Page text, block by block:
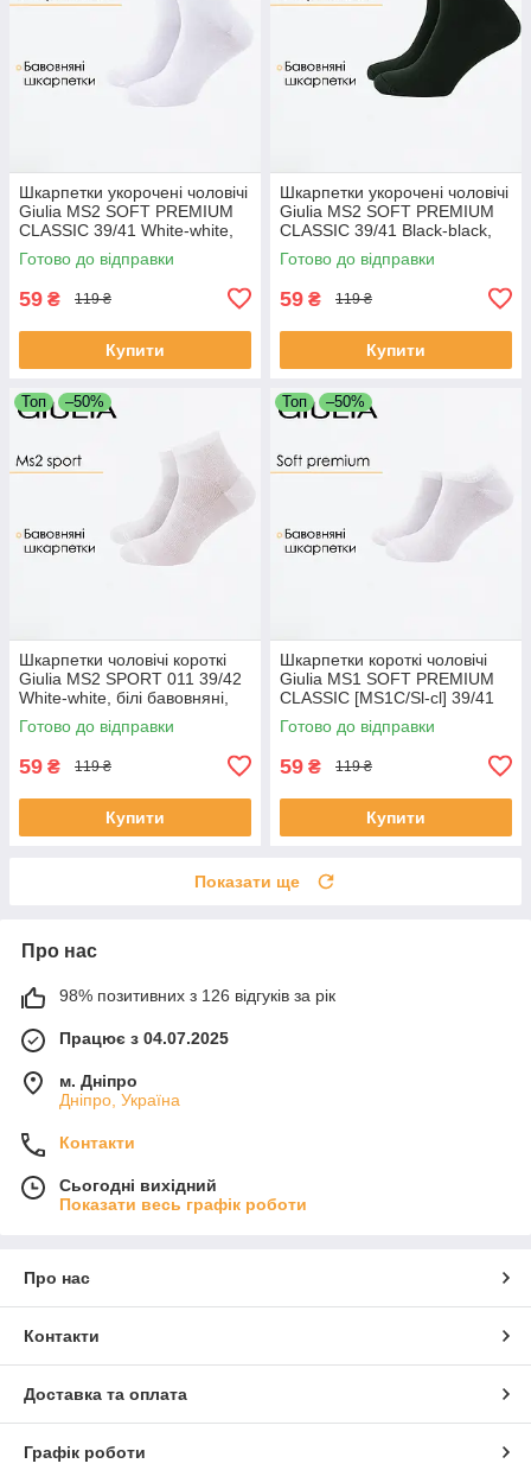
Шкарпетки укорочені чоловічі
Giulia MS2 SOFT PREMIUM
CLASSIC 39/41 White-white,
шкарпетки короткі спорт
Готово до відправки
59 ₴ 119 ₴
Купити
Шкарпетки укорочені чоловічі
Giulia MS2 SOFT PREMIUM
CLASSIC 39/41 Black-black,
шкарпетки короткі спорт
Готово до відправки
59 ₴ 119 ₴
Купити
Топ –50%
Шкарпетки чоловічі короткі
Giulia MS2 SPORT 011 39/42
White-white, білі бавовняні,
спортивні носки для
тренувань
Готово до відправки
59 ₴ 119 ₴
Купити
Топ –50%
Шкарпетки короткі чоловічі
Giulia MS1 SOFT PREMIUM
CLASSIC [MS1C/Sl-cl] 39/41
White-white однотонні Джулія
носки чоловічі короткі
Готово до відправки
59 ₴ 119 ₴
Купити
Показати ще
Про нас
98% позитивних з 126 відгуків за рік
Працює з 04.07.2025
м. Дніпро
Дніпро, Україна
Контакти
Сьогодні вихідний
Показати весь графік роботи
Про нас
Контакти
Доставка та оплата
Графік роботи